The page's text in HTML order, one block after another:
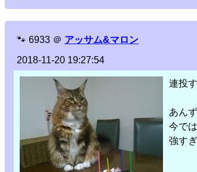
🐾 6933 ＠ アッサム&マロン
2018-11-20 19:27:54
連投
あん
今で
強す